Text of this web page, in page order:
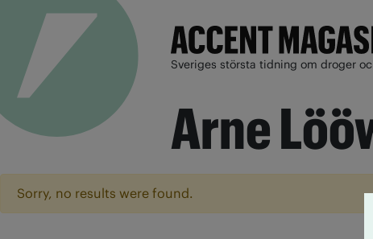
Sveriges största tidning om droger
Arne
Sorry, no results were found.